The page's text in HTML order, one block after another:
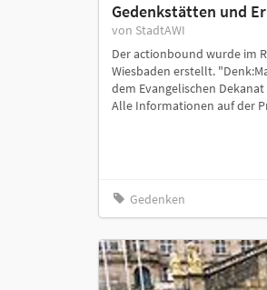
Gedenkstätten und
von StadtAWI
Der actionbound wurde im
Wiesbaden erstellt.
dem Evangelischen
Alle Informationen auf der
Gedenken